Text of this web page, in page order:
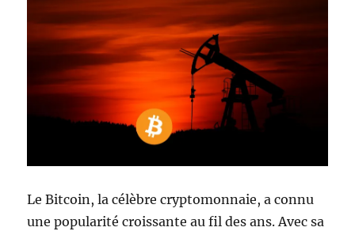
Le Bitcoin, la célèbre cryptomonnaie, a connu
une popularité croissante au fil des ans. Avec sa